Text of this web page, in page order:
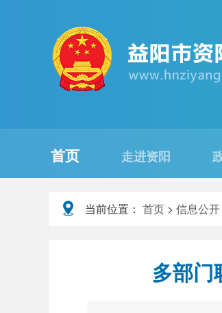
首页 走进资阳
当前位置： 首页 > 信息公开
多部门